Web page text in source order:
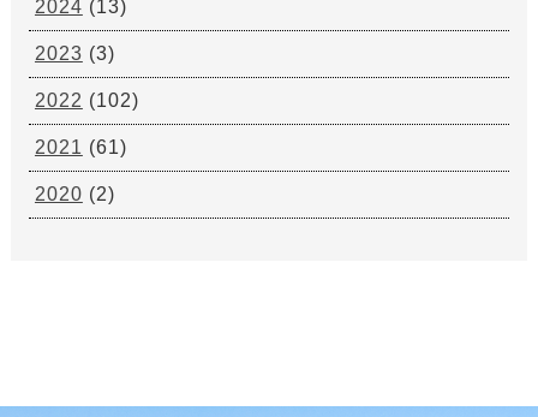
2024 (13)
2023 (3)
2022 (102)
2021 (61)
2020 (2)